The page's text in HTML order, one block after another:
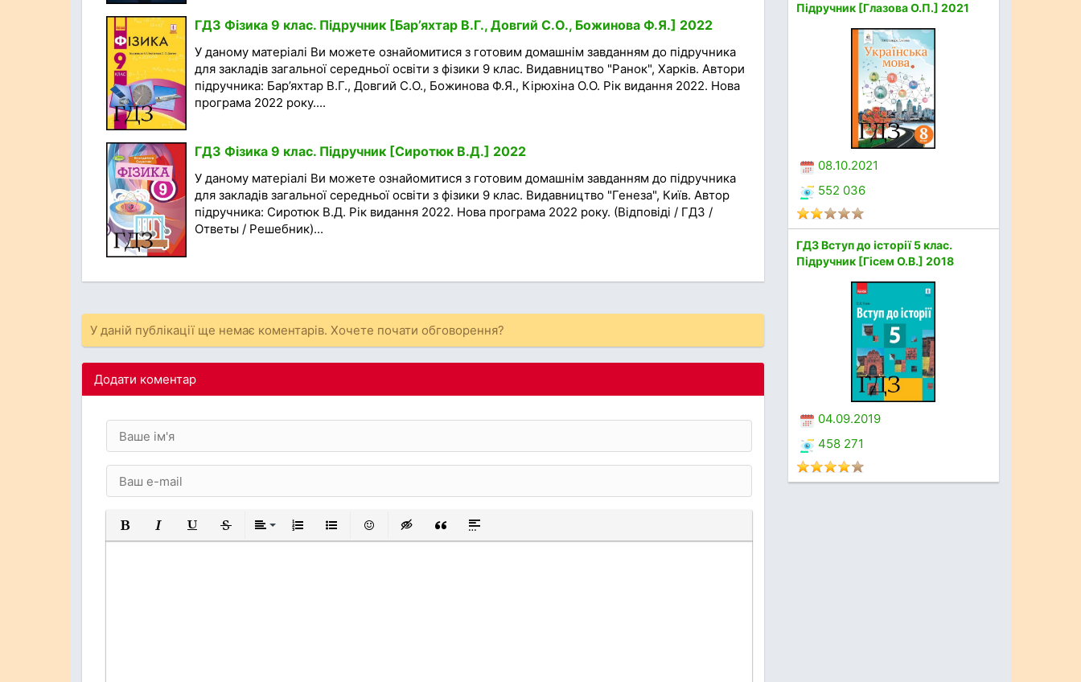
ГДЗ Фізика 9 клас. Підручник [Бар’яхтар В.Г., Довгий С.О., Божинова Ф.Я.] 2022
У даному матеріалі Ви можете ознайомитися з готовим домашнім завданням до підручника
для закладів загальної середньої освіти з фізики 9 клас. Видавництво "Ранок", Харків. Автори
підручника: Бар’яхтар В.Г., Довгий С.О., Божинова Ф.Я., Кірюхіна О.О. Рік видання 2022. Нова
програма 2022 року....
ГДЗ Фізика 9 клас. Підручник [Сиротюк В.Д.] 2022
У даному матеріалі Ви можете ознайомитися з готовим домашнім завданням до підручника
для закладів загальної середньої освіти з фізики 9 клас. Видавництво "Генеза", Київ. Автор
підручника: Сиротюк В.Д. Рік видання 2022. Нова програма 2022 року. (Відповіді / ГДЗ /
Ответы / Решебник)...
У даній публікації ще немає коментарів. Хочете почати обговорення?
Додати коментар
ЖирнийКурсивПідкреслений
ЗакресленийВирівнювання
Нумерований список
Маркований список
смайлиInsert hidden text
Insert QuoteInsert spoiler
Підручник [Глазова О.П.] 2021
08.10.2021
552 036
ГДЗ Вступ до історії 5 клас.
Підручник [Гісем О.В.] 2018
04.09.2019
458 271